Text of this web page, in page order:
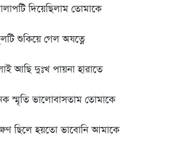
দিয়েছিলাম তোমাকে
শুকিয়ে গেল অযত্নে
আছি দুঃখ পায়না হারাতে
ভালোবাসতাম তোমাকে
ছিলে হয়তো ভাবোনি আমাকে